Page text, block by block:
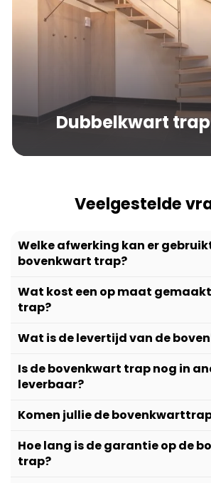
Dubbelkwart
tweemaal een draai, meestal
Veelgestelde
Welke afwerking kan er
bovenkwart trap?
Wat kost een op maat
trap?
Wat is de levertijd van de
Is de bovenkwart trap nog in
leverbaar?
Komen jullie de
Hoe lang is de garantie op de
trap?